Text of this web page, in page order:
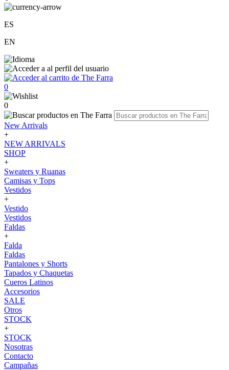
ES
EN
0
0
New Arrivals
+
NEW ARRIVALS
SHOP
+
Sweaters y Ruanas
Camisas y Tops
Vestidos
+
Vestido
Vestidos
Faldas
+
Falda
Faldas
Pantalones y Shorts
Tapados y Chaquetas
Cueros Latinos
Accesorios
SALE
Otros
STOCK
+
STOCK
Nosotras
Contacto
Campañas